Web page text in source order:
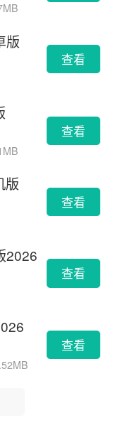
版
查看
查看
版
查看
2026
查看
查看